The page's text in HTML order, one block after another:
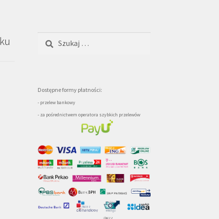
Dostępne formy płatności:
- przelew bankowy
- za pośrednictwem operatora szybkich przelewów